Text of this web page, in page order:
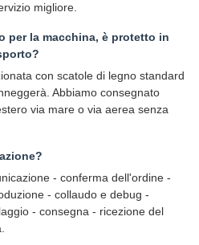
migliore.
per la macchina, è protetto in
con scatole di legno standard
Abbiamo consegnato
via mare o via aerea senza
- conferma dell'ordine -
- collaudo e debug -
- consegna - ricezione del